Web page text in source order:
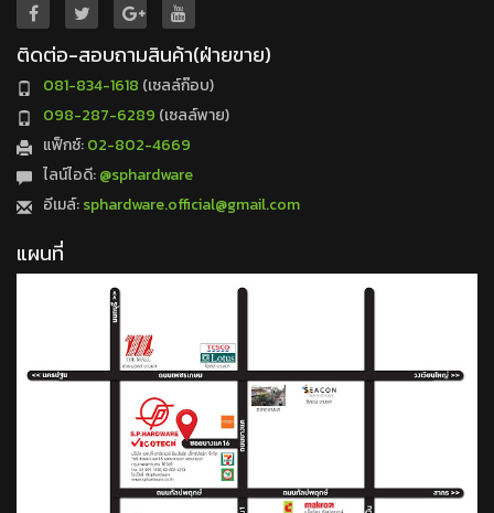
ติดต่อ-สอบถามสินค้า(ฝ่ายขาย)
081-834-1618 (เซลล์ก๊อบ)
098-287-6289 (เซลล์พาย)
แฟ็กซ์:02-802-4669
ไลน์ไอดี:@sphardware
อีเมล์:sphardware.official@gmail.com
แผนที่